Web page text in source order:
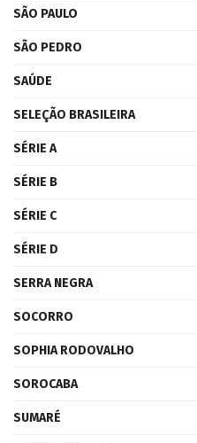
SÃO PAULO
SÃO PEDRO
SAÚDE
SELEÇÃO BRASILEIRA
SÉRIE A
SÉRIE B
SÉRIE C
SÉRIE D
SERRA NEGRA
SOCORRO
SOPHIA RODOVALHO
SOROCABA
SUMARÉ